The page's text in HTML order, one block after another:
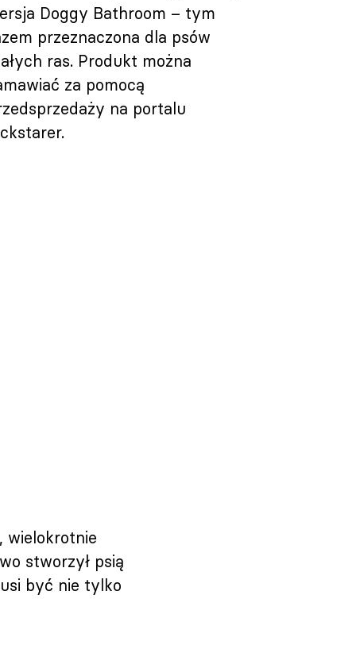
Doggy Bathroom – tym
przeznaczona dla psów
ras. Produkt można
za pomocą
na portalu
wielokrotnie
stworzył psią
być nie tylko